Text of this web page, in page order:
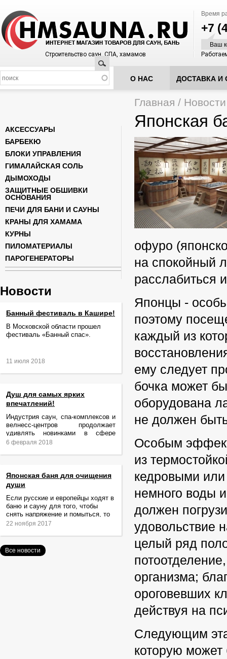
Время
+7
Ваш
Строительство саун, СПА, хамамов
Поиск
О НАС ДОСТАВКА И
Вы здесь
Главная / Новости
Японская
офуро
на спокойный
расслабиться
Японцы -
поэтому
каждый из
ему следует
бочка может
оборудована
не должен
Особым
из
кедровыми
немного воды
должен
удовольствие
целый ряд
организма;
ороговевших
действуя на
Следующим
которую может
АКСЕССУАРЫ
БАРБЕКЮ
БЛОКИ УПРАВЛЕНИЯ
ГИМАЛАЙСКАЯ СОЛЬ
ДЫМОХОДЫ
ЗАЩИТНЫЕ ОБШИВКИ
ОСНОВАНИЯ
ПЕЧИ ДЛЯ БАНИ И САУНЫ
КРАНЫ ДЛЯ ХАМАМА
КУРНЫ
ПИЛОМАТЕРИАЛЫ
ПАРОГЕНЕРАТОРЫ
Новости
Банный фестиваль в Кашире!
В Московской области прошел
фестиваль «Банный спас».
11 июля 2018
Душ для самых ярких
впечатлений!
Индустрия саун, спа-комплексов и
велнесс-центров продолжает
удивлять новинками в сфере
релаксации и ухода за телом.
6 февраля 2018
Японская баня для очищения
души
Если русские и европейцы ходят в
баню и сауну для того, чтобы
снять напряжение и помыться, то
жители Японии идут туда за
22 ноября 2017
Все новости